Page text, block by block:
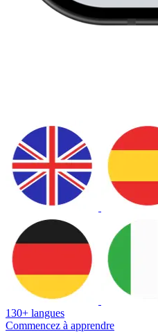
130+ langues
Commencez à apprendre